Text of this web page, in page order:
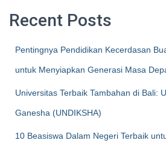
Recent Posts
Pentingnya Pendidikan Kecerdasan
untuk Menyiapkan Generasi Masa
Universitas Terbaik Tambahan di Bali:
Ganesha (UNDIKSHA)
10 Beasiswa Dalam Negeri Terbaik